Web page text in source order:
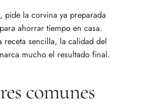
pide la corvina ya preparada
ahorrar tiempo en casa.
receta sencilla, la calidad del
mucho el resultado final.
comunes